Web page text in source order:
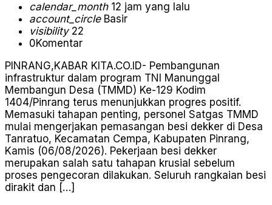
calendar_month12 jam yang lalu
account_circleBasir
visibility22
0Komentar
PINRANG,KABAR KITA.CO.ID- Pembangunan
infrastruktur dalam program TNI Manunggal
Membangun Desa (TMMD) Ke-129 Kodim
1404/Pinrang terus menunjukkan progres positif.
Memasuki tahapan penting, personel Satgas TMMD
mulai mengerjakan pemasangan besi dekker di Desa
Tanratuo, Kecamatan Cempa, Kabupaten Pinrang,
Kamis (06/08/2026). Pekerjaan besi dekker
merupakan salah satu tahapan krusial sebelum
proses pengecoran dilakukan. Seluruh rangkaian besi
dirakit dan […]